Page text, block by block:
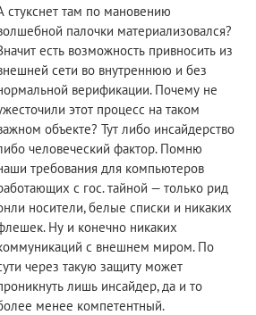
стукснет там по мановению
палочки материализовался?
есть возможность привносить из
сети во внутреннюю и без
верификации. Почему не
этот процесс на таком
объекте? Тут либо инсайдерство
человеческий фактор. Помню
требования для компьютеров
с гос. тайной — только рид
носители, белые списки и никаких
Ну и конечно никаких
с внешнем миром. По
через такую защиту может
лишь инсайдер, да и то
менее компетентный.